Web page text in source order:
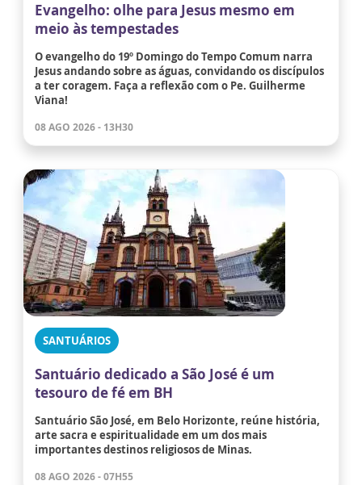
Evangelho: olhe para Jesus mesmo em
meio às tempestades
O evangelho do 19º Domingo do Tempo Comum narra
Jesus andando sobre as águas, convidando os discípulos
a ter coragem. Faça a reflexão com o Pe. Guilherme
Viana!
08 AGO 2026 - 13H30
SANTUÁRIOS
Santuário dedicado a São José é um
tesouro de fé em BH
Santuário São José, em Belo Horizonte, reúne história,
arte sacra e espiritualidade em um dos mais
importantes destinos religiosos de Minas.
08 AGO 2026 - 07H55